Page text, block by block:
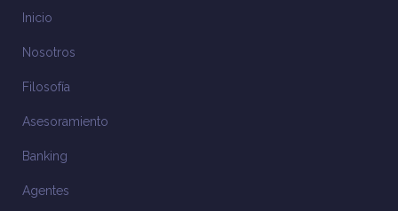
Inicio
Nosotros
Filosofía
Asesoramiento
Banking
Agentes